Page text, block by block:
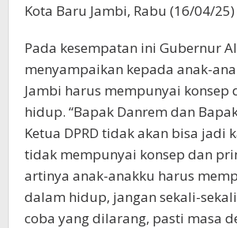
Kota Baru Jambi, Rabu (16/04/
Pada kesempatan ini Gubernur
menyampaikan kepada anak-
Jambi harus mempunyai konsep
hidup. “Bapak Danrem dan
Ketua DPRD tidak akan bisa jadi
tidak mempunyai konsep dan
artinya anak-anakku harus
dalam hidup, jangan sekali-
coba yang dilarang, pasti masa